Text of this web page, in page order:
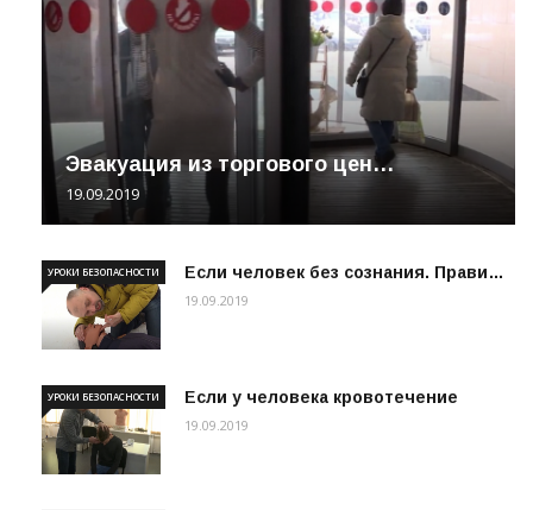
Эвакуация из торгового цен…
19.09.2019
Если человек без сознания. Прави…
УРОКИ БЕЗОПАСНОСТИ
19.09.2019
Если у человека кровотечение
УРОКИ БЕЗОПАСНОСТИ
19.09.2019